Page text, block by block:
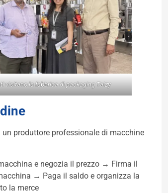
visitano la fabbrica di packaging Taizy
produttore professionale di macchine
e negozia il prezzo → Firma il
→ Paga il saldo e organizza la
la merce